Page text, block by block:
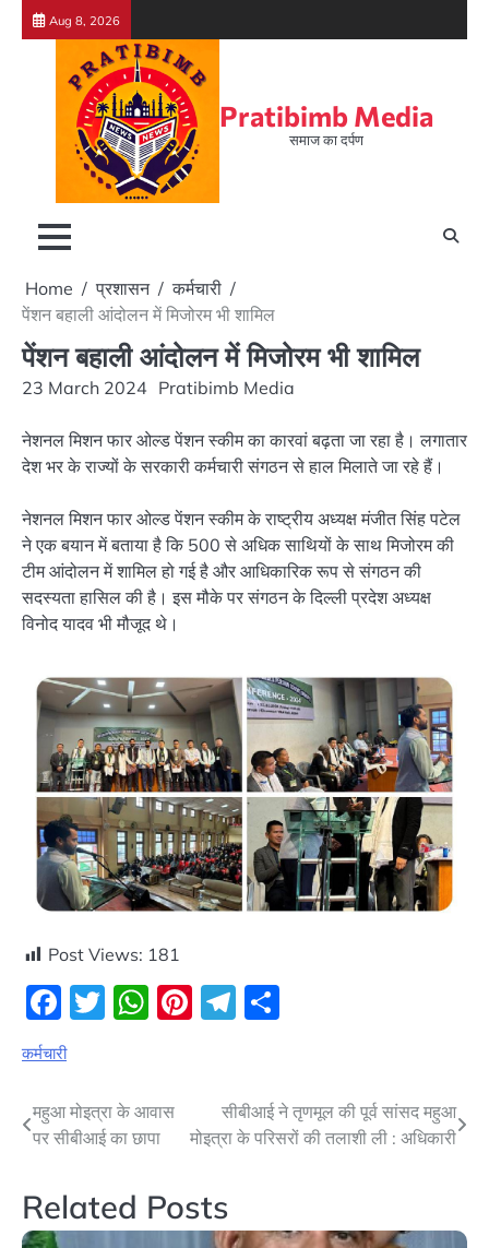
Skip
Aug 8, 2026
Pratibimb Media
समाज का दर्पण
Home प्रशासन
कर्मचारी
पेंशन बहाली आंदोलन में मिजोरम भी शामिल
पेंशन बहाली आंदोलन में मिजोरम भी शामिल
23 March 2024 Pratibimb Media
नेशनल मिशन फार ओल्ड पेंशन स्कीम का कारवां बढ़ता जा रहा है। लगातार
देश भर के राज्यों के सरकारी कर्मचारी संगठन से हाल मिलाते जा रहे हैं।
नेशनल मिशन फार ओल्ड पेंशन स्कीम के राष्ट्रीय अध्यक्ष मंजीत सिंह पटेल
ने एक बयान में बताया है कि 500 से अधिक साथियों के साथ मिजोरम की
टीम आंदोलन में शामिल हो गई है और आधिकारिक रूप से संगठन की
सदस्यता हासिल की है। इस मौके पर संगठन के दिल्ली प्रदेश अध्यक्ष
विनोद यादव भी मौजूद थे।
Post Views: 181
Facebook
Twitter
WhatsApp
Pinterest
Telegram
कर्मचारी
Post
navigation
महुआ मोइत्रा के आवास
पर सीबीआई का छापा
सीबीआई ने तृणमूल की पूर्व सांसद महुआ
मोइत्रा के परिसरों की तलाशी ली : अधिकारी
Related Posts